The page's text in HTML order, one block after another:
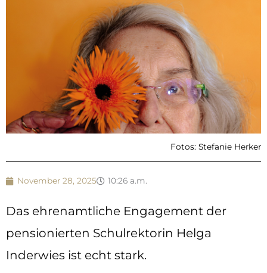
Fotos: Stefanie Herker
November 28, 2025 10:26 a.m.
Das ehrenamtliche Engagement der
pensionierten Schulrektorin Helga
Inderwies ist echt stark.